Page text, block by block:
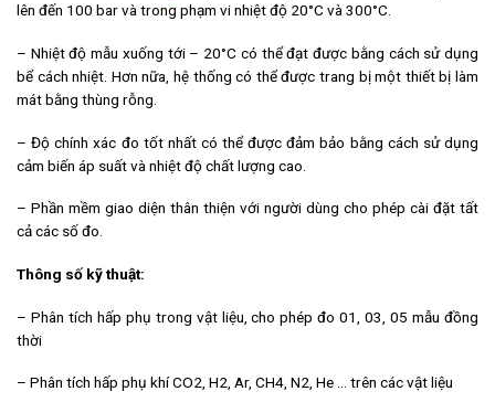
lên đến 100 bar và trong phạm vi nhiệt độ 20°C và 300°C.
– Nhiệt độ mẫu xuống tới – 20°C có thể đạt được bằng cách sử dụng
bể cách nhiệt. Hơn nữa, hệ thống có thể được trang bị một thiết bị làm
mát bằng thùng rỗng.
– Độ chính xác đo tốt nhất có thể được đảm bảo bằng cách sử dụng
cảm biến áp suất và nhiệt độ chất lượng cao.
– Phần mềm giao diện thân thiện với người dùng cho phép cài đặt tất
cả các số đo.
Thông số kỹ thuật:
– Phân tích hấp phụ trong vật liệu, cho phép đo 01, 03, 05 mẫu đồng
thời
– Phân tích hấp phụ khí CO2, H2, Ar, CH4, N2, He … trên các vật liệu